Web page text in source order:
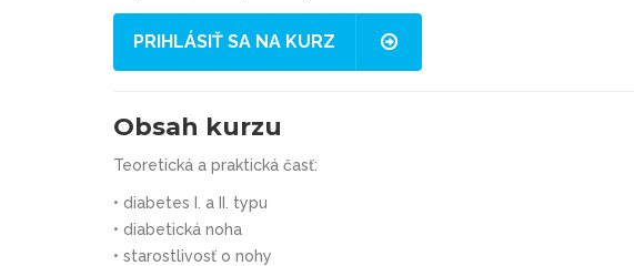
PRIHLÁSIŤ SA NA KURZ
Obsah kurzu
Teoretická a praktická časť:
• diabetes I. a II. typu
• diabetická noha
• starostlivosť o nohy